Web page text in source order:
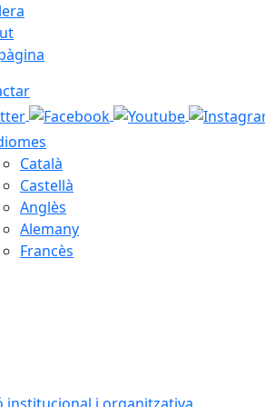
Català
Castellà
Anglès
Alemany
Francès